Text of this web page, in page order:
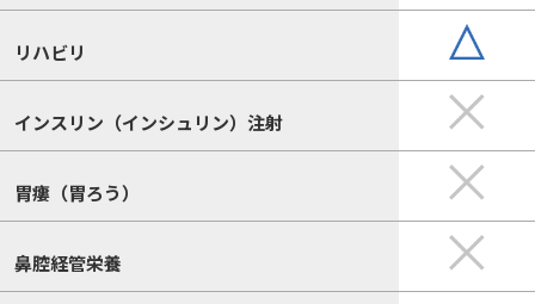
リハビリ
インスリン（インシュリン）注射
胃瘻（胃ろう）
鼻腔経管栄養